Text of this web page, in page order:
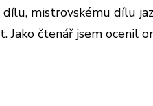
mistrovskému dílu
Jako čtenář jsem ocenil